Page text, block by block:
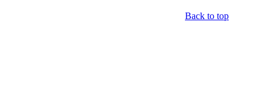
Back to top